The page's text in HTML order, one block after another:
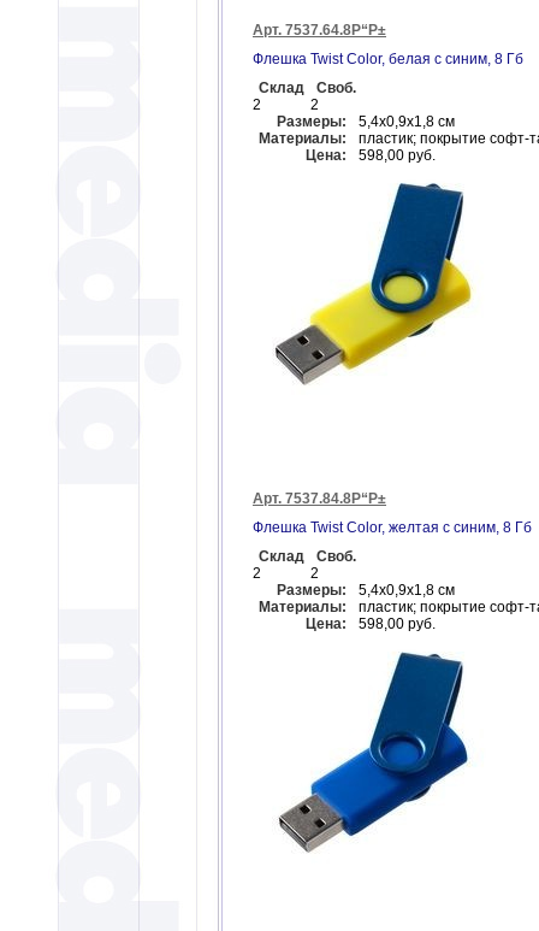
Арт. 7537.64.8Р“Р±
Флешка Twist Color, белая с синим, 8 Гб
Склад
Своб.
2
2
Размеры:
5,4х0,9х1,8 см
Материалы:
пластик; покрытие софт-
Цена:
598,00 руб.
Арт. 7537.84.8Р“Р±
Флешка Twist Color, желтая с синим, 8 Гб
Склад
Своб.
2
2
Размеры:
5,4х0,9х1,8 см
Материалы:
пластик; покрытие софт-
Цена:
598,00 руб.